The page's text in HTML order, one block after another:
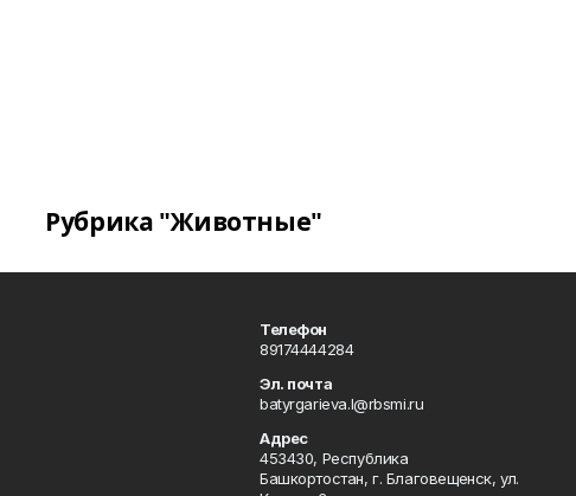
Рубрика "Животные"
Телефон
89174444284
Эл. почта
batyrgarieva.l@rbsmi.ru
Адрес
453430, Республика
Башкортостан, г. Благовещенск, ул.